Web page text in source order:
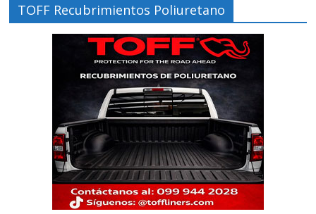
TOFF Recubrimientos Poliuretano